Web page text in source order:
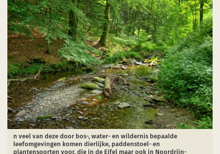
n veel van deze door bos-, water- en wildernis bepaalde
leefomgevingen komen dierlijke, paddenstoel- en
plantensoorten voor, die in de Eifel maar ook in Noordrijn-